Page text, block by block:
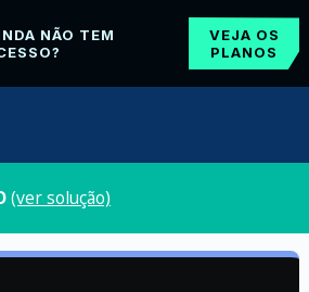
NÃO TEM
VEJA OS
PLANOS
(ver solução)